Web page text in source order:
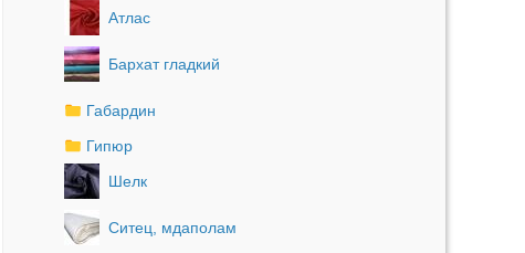
Атлас
Бархат гладкий
Габардин
Гипюр
Шелк
Ситец, мдаполам